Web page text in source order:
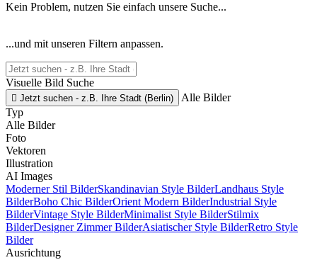
Kein Problem, nutzen Sie einfach unsere Suche...
...und mit unseren Filtern anpassen.
Visuelle Bild Suche
 Jetzt suchen - z.B. Ihre Stadt (Berlin)
Alle Bilder
Typ
Alle Bilder
Foto
Vektoren
Illustration
AI Images
Moderner Stil BilderSkandinavian Style BilderLandhaus Style
BilderBoho Chic BilderOrient Modern BilderIndustrial Style
BilderVintage Style BilderMinimalist Style BilderStilmix
BilderDesigner Zimmer BilderAsiatischer Style BilderRetro Style
Bilder
Ausrichtung